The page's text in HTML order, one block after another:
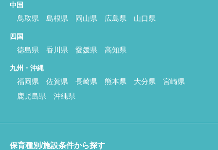
中国
鳥取県 島根県 岡山県 広島県 山口県
四国
徳島県 香川県 愛媛県 高知県
九州・沖縄
福岡県 佐賀県 長崎県 熊本県 大分県
宮崎県
鹿児島県
沖縄県
保育種別/施設条件から探す